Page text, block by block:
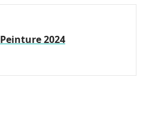
Peinture 2024